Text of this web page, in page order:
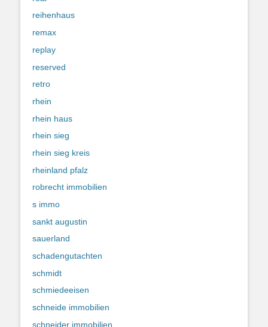
reihenhaus
remax
replay
reserved
retro
rhein
rhein haus
rhein sieg
rhein sieg kreis
rheinland pfalz
robrecht immobilien
s immo
sankt augustin
sauerland
schadengutachten
schmidt
schmiedeeisen
schneide immobilien
schneider immobilien